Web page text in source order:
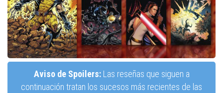
Aviso de Spoilers:Las reseñas que siguen a
continuación tratan los sucesos más recientes de las